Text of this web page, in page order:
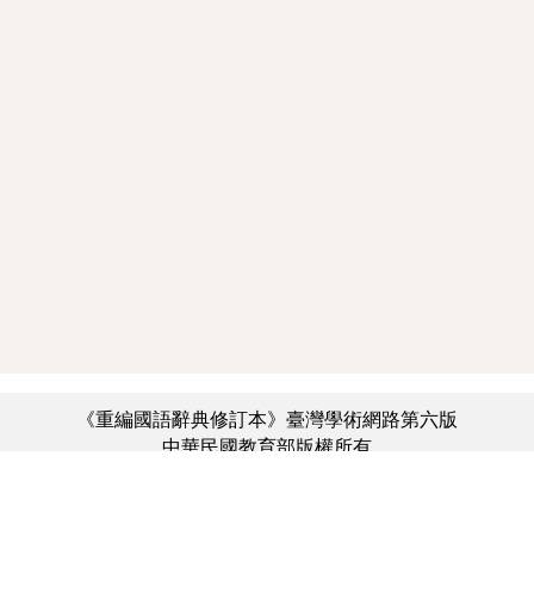
《重編國語辭典修訂本》臺灣學術網路第六版
中華民國教育部版權所有